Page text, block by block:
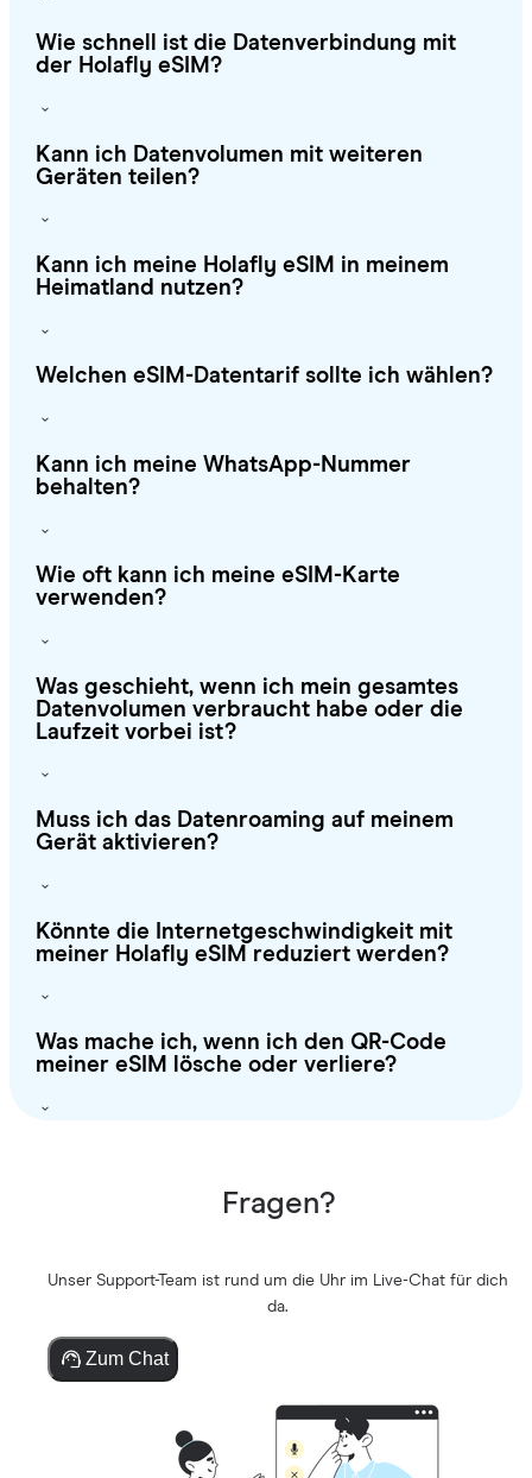
Wie schnell ist die Datenverbindung mit
der Holafly eSIM?
Kann ich Datenvolumen mit weiteren
Geräten teilen?
Kann ich meine Holafly eSIM in meinem
Heimatland nutzen?
Welchen eSIM-Datentarif sollte ich wählen?
Kann ich meine WhatsApp-Nummer
behalten?
Wie oft kann ich meine eSIM-Karte
verwenden?
Was geschieht, wenn ich mein gesamtes
Datenvolumen verbraucht habe oder die
Laufzeit vorbei ist?
Muss ich das Datenroaming auf meinem
Gerät aktivieren?
Könnte die Internetgeschwindigkeit mit
meiner Holafly eSIM reduziert werden?
Was mache ich, wenn ich den QR-Code
meiner eSIM lösche oder verliere?
Fragen?
Unser Support-Team ist rund um die Uhr im Live-Chat für dich
da.
Zum Chat